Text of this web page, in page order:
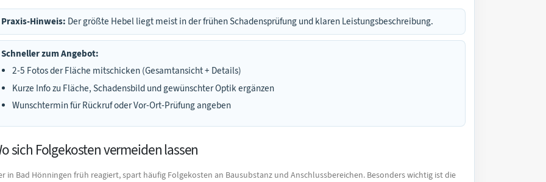
Praxis-Hinweis: Der größte Hebel liegt meist in der frühen Schadensprüfung und klaren Leistungsbeschreibung.
Schneller zum Angebot:
2-5 Fotos der Fläche mitschicken (Gesamtansicht + Details)
Kurze Info zu Fläche, Schadensbild und gewünschter Optik ergänzen
Wunschtermin für Rückruf oder Vor-Ort-Prüfung angeben
sich Folgekosten vermeiden lassen
in Bad Hönningen früh reagiert, spart häufig Folgekosten an Bausubstanz und Anschlussbereichen. Besonders wichtig ist die